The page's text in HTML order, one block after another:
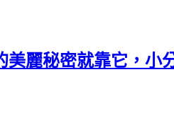
美麗秘密就靠它，小